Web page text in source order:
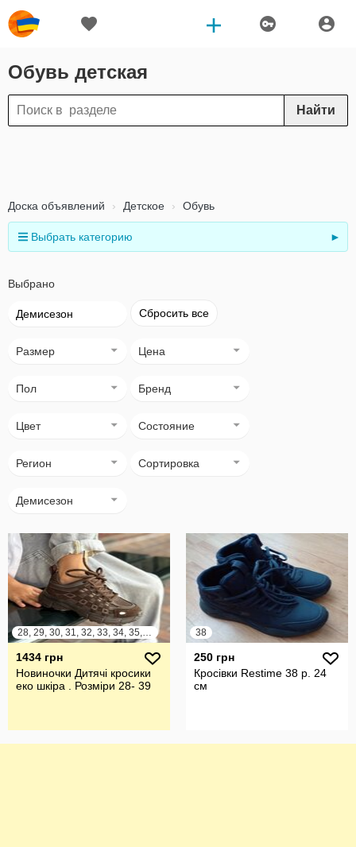
Обувь детская
Найти
Доска объявлений Детское Обувь
Выбрать категорию ►
Выбрано
Демисезон Сбросить все
Размер Цена
Пол Бренд
Цвет Состояние
Регион Сортировка
Демисезон
28, 29, 30, 31, 32, 33, 34, 35, 36, 37, 38, 39
1434 грн
Новиночки Дитячі кросики
еко шкіра . Розміри 28- 39
38
250 грн
Кросівки Restime 38 р. 24
см